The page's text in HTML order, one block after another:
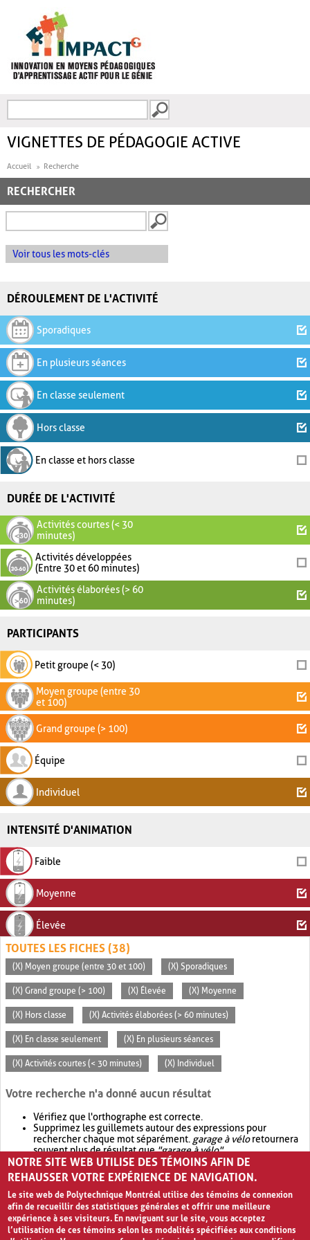
FORMULAIRE DE
VIGNETTES DE PÉDAGOGIE ACTIVE
Accueil Recherche
RECHERCHER
Voir tous les mots-clés
DÉROULEMENT DE L'ACTIVITÉ
Sporadiques
En plusieurs séances
En classe seulement
Hors classe
En classe et hors classe
DURÉE DE L'ACTIVITÉ
Activités courtes (< 30
minutes)
Activités développées
(Entre 30 et 60 minutes)
Activités élaborées (> 60
minutes)
PARTICIPANTS
Petit groupe (< 30)
Moyen groupe (entre 30
et 100)
Grand groupe (> 100)
Équipe
Individuel
INTENSITÉ D'ANIMATION
Faible
Moyenne
Élevée
TOUTES LES FICHES (38)
(X) Moyen groupe (entre 30 et 100) (X) Sporadiques
(X) Grand groupe (> 100) (X) Élevée (X) Moyenne
(X) Hors classe (X) Activités élaborées (> 60 minutes)
(X) En classe seulement (X) En plusieurs séances
(X) Activités courtes (< 30 minutes) (X) Individuel
Votre recherche n'a donné aucun résultat
Vérifiez que l'orthographe est correcte.
Supprimez les guillemets autour des expressions pour
rechercher chaque mot séparément. garage à véloretournera
souvent plus de résultat que"garage à vélo".
Envisagez d'élargir votre recherche avec OR.garage OR vélo
retournera souvent plus de résultat quegarage à vélo
NOTRE SITE WEB UTILISE DES TÉMOINS AFIN DE
REHAUSSER VOTRE EXPÉRIENCE DE NAVIGATION.
Le site web de Polytechnique Montréal utilise des témoins de connexion
afin de recueillir des statistiques générales et offrir une meilleure
expérience à ses visiteurs. En naviguant sur le site, vous acceptez
l’utilisation de ces témoins selon les modalités spécifiées aux conditions